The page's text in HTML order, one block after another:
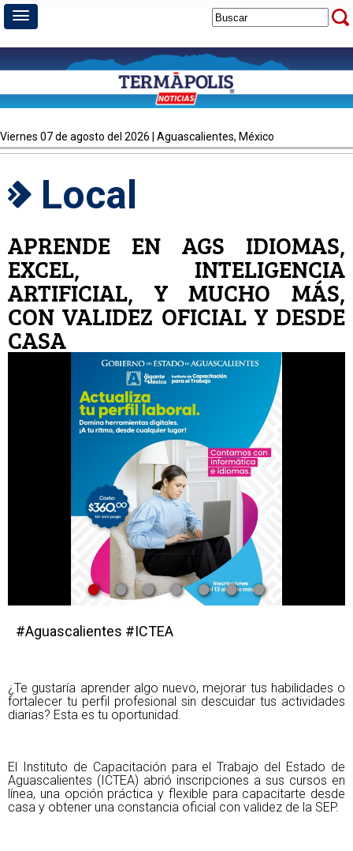
viernes 07 de agosto del 2026 | Aguascalientes, México
Local
APRENDE EN AGS IDIOMAS,
EXCEL, INTELIGENCIA
ARTIFICIAL, Y MUCHO MÁS,
CON VALIDEZ OFICIAL Y DESDE
CASA
• • • • • • •
#Aguascalientes #ICTEA
¿Te gustaría aprender algo nuevo, mejorar tus habilidades o
fortalecer tu perfil profesional sin descuidar tus actividades
diarias? Esta es tu oportunidad.
El Instituto de Capacitación para el Trabajo del Estado de
Aguascalientes (ICTEA) abrió inscripciones a sus cursos en
línea, una opción práctica y flexible para capacitarte desde
casa y obtener una constancia oficial con validez de la SEP.